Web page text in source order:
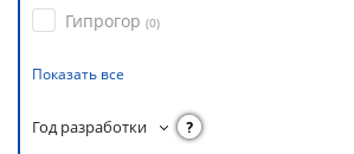
Гипрогор (0)
Показать все
Год разработки ?